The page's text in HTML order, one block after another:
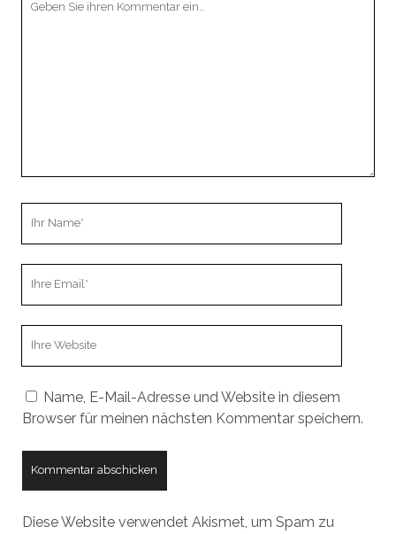
Name, E-Mail-Adresse und Website in diesem
Browser für meinen nächsten Kommentar speichern.
Diese Website verwendet Akismet, um Spam zu